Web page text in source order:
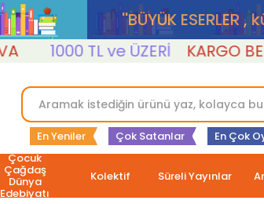
''BÜYÜK
1000 TL ve ÜZERİ KARGO
En Yeniler Çok Satanlar En Çok
Çocuk
Çağdaş
Dünya
Edebiyatı
Kolektif Süreli Yayınlar